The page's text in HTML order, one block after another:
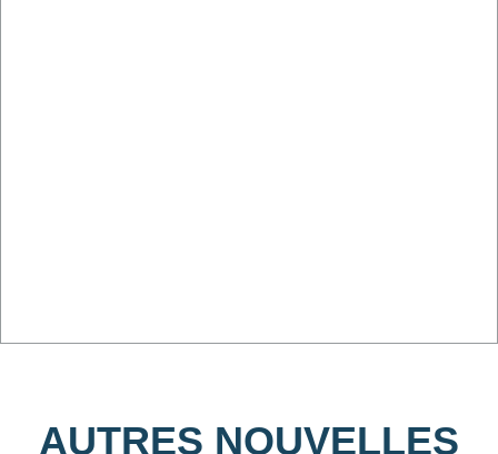
AUTRES NOUVELLES